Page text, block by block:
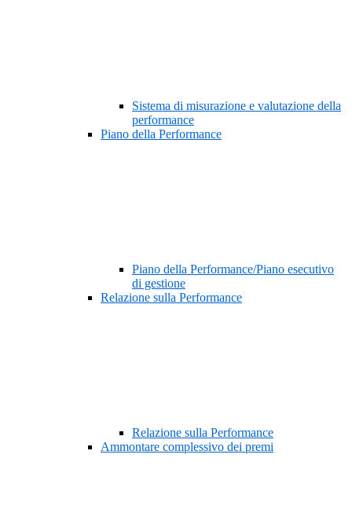
Sistema di misurazione e valutazione della
performance
Piano della Performance
Piano della Performance/Piano esecutivo
di gestione
Relazione sulla Performance
Relazione sulla Performance
Ammontare complessivo dei premi